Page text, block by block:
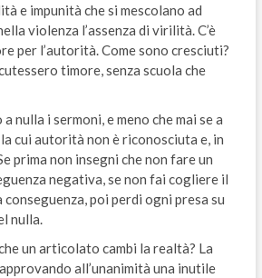
e impunità che si mescolano ad
violenza l’assenza di virilità. C’è
per l’autorità. Come sono cresciuti?
timore, senza scuola che
nulla i sermoni, e meno che mai se a
cui autorità non è riconosciuta e, in
prima non insegni che non fare un
negativa, se non fai cogliere il
conseguenza, poi perdi ogni presa su
nulla.
un articolato cambi la realtà? La
all’unanimità una inutile